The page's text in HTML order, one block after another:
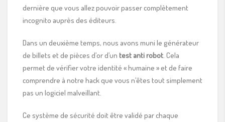
dernière que vous allez pouvoir passer complètement
incognito auprès des éditeurs.
Dans un deuxième temps, nous avons muni le générateur
de billets et de pièces d’or d’un test anti robot. Cela
permet de vérifier votre identité « humaine » et de faire
comprendre à notre hack que vous n’êtes tout simplement
pas un logiciel malveillant.
Ce système de sécurité doit être validé par chaque